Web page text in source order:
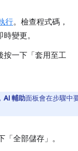
行。檢查程式碼，
時變更。
按一下「套用至工
AI 輔助面板會在步驟中
全部儲存」 。